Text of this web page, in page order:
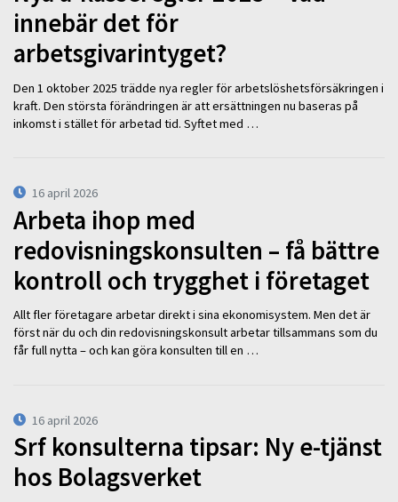
innebär det för
arbetsgivarintyget?
Den 1 oktober 2025 trädde nya regler för arbetslöshetsförsäkringen i
kraft. Den största förändringen är att ersättningen nu baseras på
inkomst i stället för arbetad tid. Syftet med …
16 april 2026
Arbeta ihop med
redovisningskonsulten – få bättre
kontroll och trygghet i företaget
Allt fler företagare arbetar direkt i sina ekonomisystem. Men det är
först när du och din redovisningskonsult arbetar tillsammans som du
får full nytta – och kan göra konsulten till en …
16 april 2026
Srf konsulterna tipsar: Ny e-tjänst
hos Bolagsverket